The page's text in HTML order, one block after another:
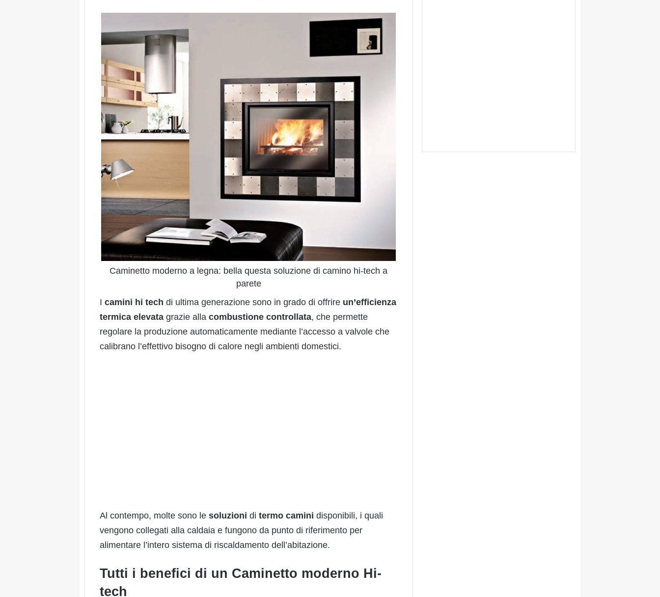
Caminetto moderno a legna: bella questa soluzione di camino hi-tech a
parete
I camini hi tech di ultima generazione sono in grado di offrire un’efficienza
termica elevata grazie alla combustione controllata, che permette
regolare la produzione automaticamente mediante l’accesso a valvole che
calibrano l’effettivo bisogno di calore negli ambienti domestici.
Al contempo, molte sono le soluzioni di termo camini disponibili, i quali
vengono collegati alla caldaia e fungono da punto di riferimento per
alimentare l’intero sistema di riscaldamento dell’abitazione.
Tutti i benefici di un Caminetto moderno Hi-
tech